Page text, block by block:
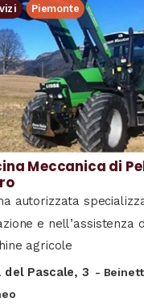
Piemonte
Meccanica di
autorizzata
e nell’assistenza
agricole
del Pascale, 3 -